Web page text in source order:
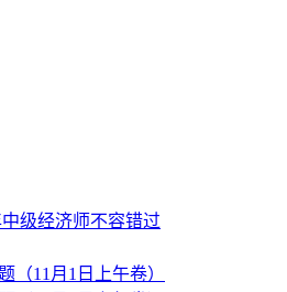
级经济师不容错过
（11月1日上午卷）